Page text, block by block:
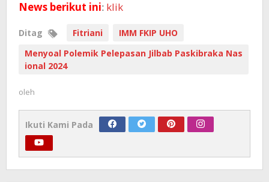
News berikut ini: klik
Ditag Fitriani
IMM FKIP UHO
Menyoal Polemik Pelepasan Jilbab Paskibraka Nas
ional 2024
oleh
Ikuti Kami Pada